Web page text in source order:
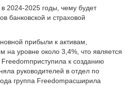
2024-2025 годы, чему будет
банковской и страховой
прибыли к активам,
на уровне около 3,4%, что является
к созданию
руководителей в отдел по
группа Freedomрасширила